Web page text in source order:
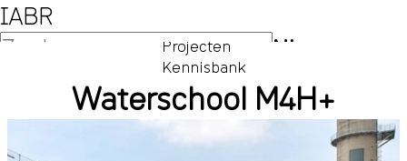
IABR
NL
EN
Projecten
Kennisbank
Waterschool M4H+